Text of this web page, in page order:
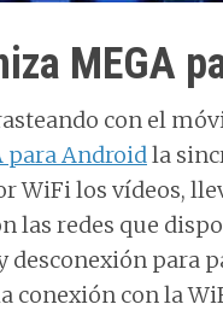
MEGA
con el
para Androidla
WiFi los vídeos,
las redes que
desconexión para
conexión con la